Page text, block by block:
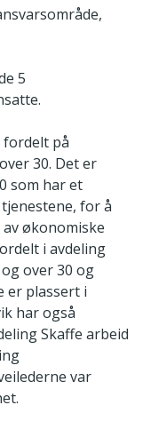
5
fordelt på
30. Det er
som har et
for å
økonomiske
i avdeling
over 30 og
er plassert i
har også
Skaffe arbeid
var